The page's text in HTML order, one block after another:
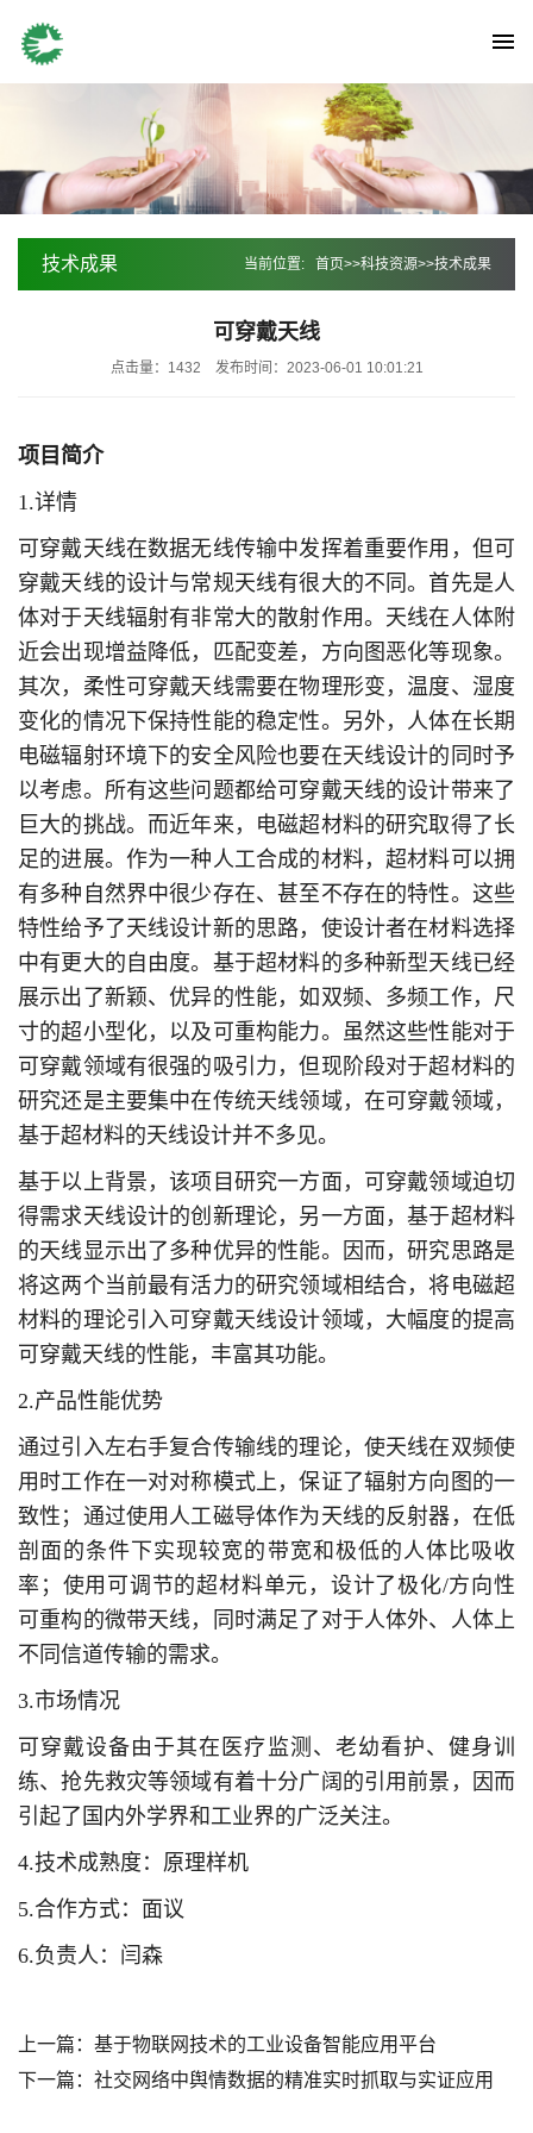
技术成果 当前位置: 首页>>科技资源>>技术成果
可穿戴天线
点击量：1432 发布时间：2023-06-01 10:01:21
项目简介
1.详情
可穿戴天线在数据无线传输中发挥着重要作用，但可
穿戴天线的设计与常规天线有很大的不同。首先是人
体对于天线辐射有非常大的散射作用。天线在人体附
近会出现增益降低，匹配变差，方向图恶化等现象。
其次，柔性可穿戴天线需要在物理形变，温度、湿度
变化的情况下保持性能的稳定性。另外，人体在长期
电磁辐射环境下的安全风险也要在天线设计的同时予
以考虑。所有这些问题都给可穿戴天线的设计带来了
巨大的挑战。而近年来，电磁超材料的研究取得了长
足的进展。作为一种人工合成的材料，超材料可以拥
有多种自然界中很少存在、甚至不存在的特性。这些
特性给予了天线设计新的思路，使设计者在材料选择
中有更大的自由度。基于超材料的多种新型天线已经
展示出了新颖、优异的性能，如双频、多频工作，尺
寸的超小型化，以及可重构能力。虽然这些性能对于
可穿戴领域有很强的吸引力，但现阶段对于超材料的
研究还是主要集中在传统天线领域，在可穿戴领域，
基于超材料的天线设计并不多见。
基于以上背景，该项目研究一方面，可穿戴领域迫切
得需求天线设计的创新理论，另一方面，基于超材料
的天线显示出了多种优异的性能。因而，研究思路是
将这两个当前最有活力的研究领域相结合，将电磁超
材料的理论引入可穿戴天线设计领域，大幅度的提高
可穿戴天线的性能，丰富其功能。
2.产品性能优势
通过引入左右手复合传输线的理论，使天线在双频使
用时工作在一对对称模式上，保证了辐射方向图的一
致性；通过使用人工磁导体作为天线的反射器，在低
剖面的条件下实现较宽的带宽和极低的人体比吸收
率；使用可调节的超材料单元，设计了极化/方向性
可重构的微带天线，同时满足了对于人体外、人体上
不同信道传输的需求。
3.市场情况
可穿戴设备由于其在医疗监测、老幼看护、健身训
练、抢先救灾等领域有着十分广阔的引用前景，因而
引起了国内外学界和工业界的广泛关注。
4.技术成熟度：原理样机
5.合作方式：面议
6.负责人：闫森
上一篇： 基于物联网技术的工业设备智能应用平台
下一篇： 社交网络中舆情数据的精准实时抓取与实证应用